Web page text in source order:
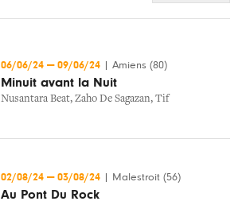
06/06/24 — 09/06/24 Amiens (80)
Minuit avant la Nuit
Nusantara Beat, Zaho De Sagazan, Tif
02/08/24 — 03/08/24 Malestroit (56)
Au Pont Du Rock